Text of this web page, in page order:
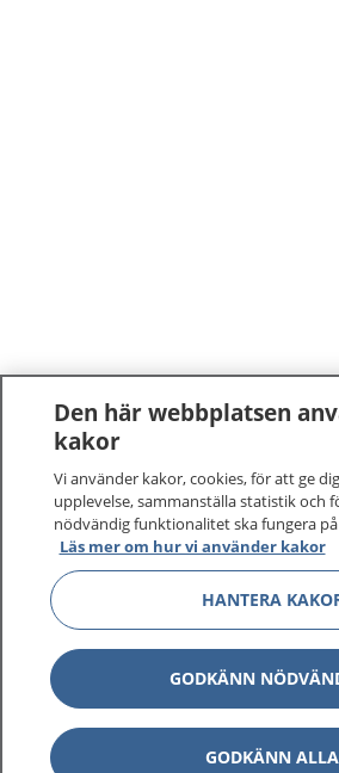
1177–tryggt om din
På 1177.se får du råd om hälsa
sjukdomar och vilka mottagningar
Logga in för att läsa din journal
vårdärenden. Ring telefonnummer
sjukvårdsrådgivning dygnet runt.
1177 ger dig råd när du vill må
Den här webbplatsen
kakor
Vi använder kakor, cookies, för att ge
upplevelse, sammanställa statistik och
nödvändig funktionalitet ska fungera
Läs mer om hur vi använder kakor
HANTERA
GODKÄNN
GODKÄNN ALLA